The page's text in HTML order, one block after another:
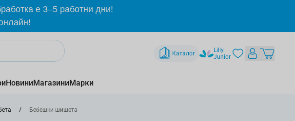
е 3–5 работни дни!
Каталог
Lilly
Junior
НовиниМагазиниМарки
/ Бебешки шишета